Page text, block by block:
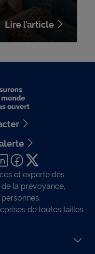
Lire l’article
et experte des
de la prévoyance,
de toutes tailles